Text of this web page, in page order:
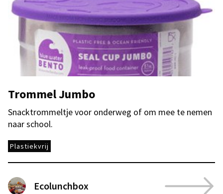
Trommel Jumbo
Snacktrommeltje voor onderweg of om mee te nemen
naar school.
Plastiekvrij
Ecolunchbox